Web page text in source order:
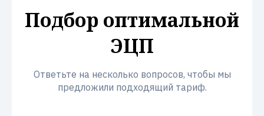
Подбор оптимальной
ЭЦП
Ответьте на несколько вопросов, чтобы мы
предложили подходящий тариф.